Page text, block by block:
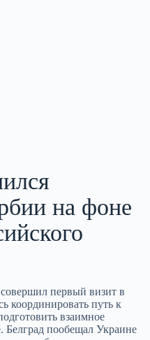
на фоне
первый визит в
координировать путь к
взаимное
Белград пообещал Украине